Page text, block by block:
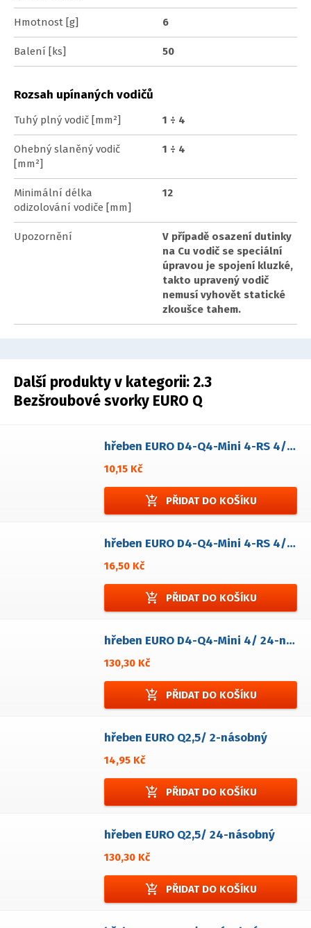
Hmotnost [g] 6
Balení [ks] 50
Rozsah upínaných vodičů
Tuhý plný vodič [mm²] 1 ÷ 4
Ohebný slaněný vodič
[mm²]
1 ÷ 4
Minimální délka
odizolování vodiče [mm]
12
Upozornění
V případě osazení dutinky
na Cu vodič se speciální
úpravou je spojení kluzké,
takto upravený vodič
nemusí vyhovět statické
zkoušce tahem.
Další produkty v kategorii:2.3
Bezšroubové svorky EURO Q
hřeben EURO D4-Q4-Mini 4-RS 4/ 2-násobný
10,15 Kč
add_shopping_cart PŘIDAT DO KOŠÍKU
hřeben EURO D4-Q4-Mini 4-RS 4/ 3-násobný
16,50 Kč
add_shopping_cart PŘIDAT DO KOŠÍKU
hřeben EURO D4-Q4-Mini 4/ 24-násobný
130,30 Kč
add_shopping_cart PŘIDAT DO KOŠÍKU
hřeben EURO Q2,5/ 2-násobný
14,95 Kč
add_shopping_cart PŘIDAT DO KOŠÍKU
hřeben EURO Q2,5/ 24-násobný
130,30 Kč
add_shopping_cart PŘIDAT DO KOŠÍKU